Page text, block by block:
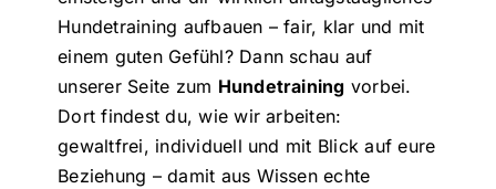
Hundetraining aufbauen – fair, klar und mit
einem guten Gefühl? Dann schau auf
unserer Seite zum Hundetraining vorbei.
Dort findest du, wie wir arbeiten:
gewaltfrei, individuell und mit Blick auf eure
Beziehung – damit aus Wissen echte